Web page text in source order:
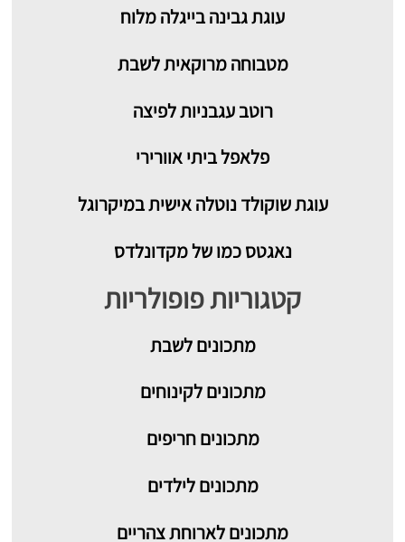
עוגת גבינה בייגלה מלוח
מטבוחה מרוקאית לשבת
רוטב עגבניות לפיצה
פלאפל ביתי אוורירי
עוגת שוקולד נוטלה אישית במיקרוגל
נאגטס כמו של מקדונלדס
קטגוריות פופולריות
מתכוניםלשבת
מתכונים לקינוחים
מתכונים חריפים
מתכונים לילדים
מתכונים לארוחת צהריים